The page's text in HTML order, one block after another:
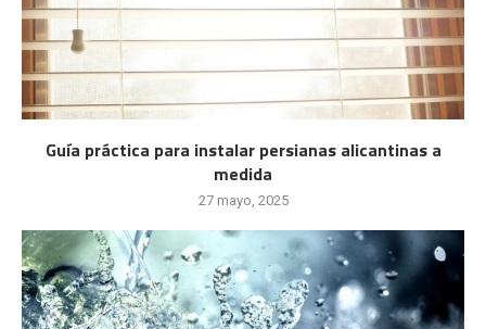
Guía práctica para instalar persianas alicantinas a
medida
27 mayo, 2025